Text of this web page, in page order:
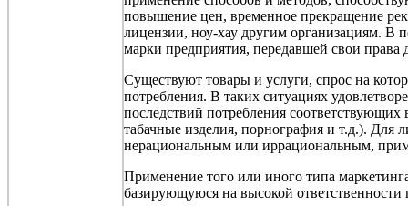
повышение цен, временное прекращение
лицензии, ноу-хау другим организациям. В
марки предприятия, передавшей свои права
Существуют товары и услуги, спрос на
потребления. В таких ситуациях
последствий потребления
табачные изделия, порнография и т.д.). Для
нерациональным или иррациональным,
Применение того или иного типа
базирующуюся на высокой